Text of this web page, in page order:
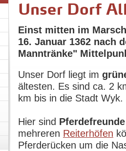
Unser Dorf
Einst mitten im
16. Januar 1362 nach
Manntränke"
Unser Dorf liegt im
ältesten. Es sind ca. 2
km bis in die Stadt Wyk.
Hier sind Pferdefreunde
mehreren Reiterhöfen
Pferderücken um die